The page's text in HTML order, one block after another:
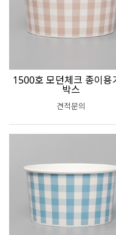
1500호 모던체크 종이용
박스
견적문의